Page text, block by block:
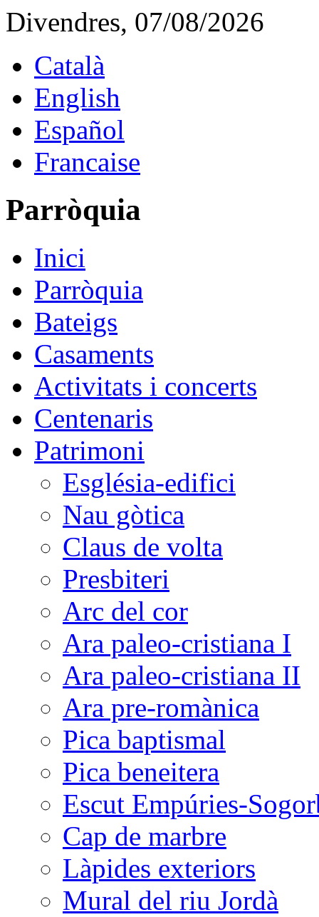
Divendres, 07/08/2026
Català
English
Español
Francaise
Parròquia
Inici
Parròquia
Bateigs
Casaments
Activitats i concerts
Centenaris
Patrimoni
Església-edifici
Nau gòtica
Claus de volta
Presbiteri
Arc del cor
Ara paleo-cristiana I
Ara paleo-cristiana II
Ara pre-romànica
Pica baptismal
Pica beneitera
Escut Empúries-
Cap de marbre
Làpides exteriors
Mural del riu Jordà